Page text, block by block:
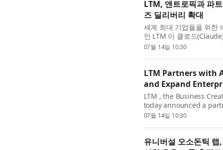
LTM, 앤트로픽과 파
즈 딜리버리 확대
세계 최대 기업들을 위한
인 LTM 이 클로드
파트너십을 발표했다. 이
07월 14일 10:30
LTM Partners with
and Expand
LTM , the Business
today announced a
behind Claude, to
07월 14일 10:30
유니버설 오소돈틱